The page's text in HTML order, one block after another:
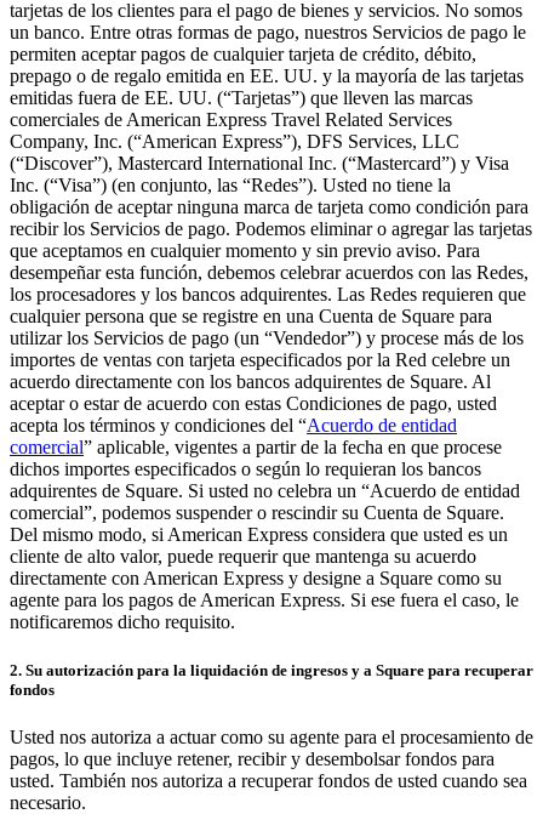
Bares y cervecerías
Food trucks
Servicios de catering
Panaderías
Capacidades
Acepta pagos
Administra pedidos desde un solo lugar
Haz que tus clientes regresen
Haz crecer tu negocio
Programa y paga a tu equipo
Administra tu flujo de caja
Mejora las operaciones
Descubrir
Descripción general
Cambia a Square
Tipos
Vino y licor
Tiendas de comestibles
tarjetas de los clientes para el pago de bienes y servicios. No somos
un banco. Entre otras formas de pago, nuestros Servicios de pago le
permiten aceptar pagos de cualquier tarjeta de crédito, débito,
prepago o de regalo emitida en EE. UU. y la mayoría de las tarjetas
emitidas fuera de EE. UU. (“Tarjetas”) que lleven las marcas
comerciales de American Express Travel Related Services
Company, Inc. (“American Express”), DFS Services, LLC
(“Discover”), Mastercard International Inc. (“Mastercard”) y Visa
Inc. (“Visa”) (en conjunto, las “Redes”). Usted no tiene la
obligación de aceptar ninguna marca de tarjeta como condición para
recibir los Servicios de pago. Podemos eliminar o agregar las tarjetas
que aceptamos en cualquier momento y sin previo aviso. Para
desempeñar esta función, debemos celebrar acuerdos con las Redes,
los procesadores y los bancos adquirentes. Las Redes requieren que
cualquier persona que se registre en una Cuenta de Square para
utilizar los Servicios de pago (un “Vendedor”) y procese más de los
importes de ventas con tarjeta especificados por la Red celebre un
acuerdo directamente con los bancos adquirentes de Square. Al
aceptar o estar de acuerdo con estas Condiciones de pago, usted
acepta los términos y condiciones del “Acuerdo de entidad
comercial” aplicable, vigentes a partir de la fecha en que procese
dichos importes especificados o según lo requieran los bancos
adquirentes de Square. Si usted no celebra un “Acuerdo de entidad
comercial”, podemos suspender o rescindir su Cuenta de Square.
Del mismo modo, si American Express considera que usted es un
cliente de alto valor, puede requerir que mantenga su acuerdo
directamente con American Express y designe a Square como su
agente para los pagos de American Express. Si ese fuera el caso, le
notificaremos dicho requisito.
2. Su autorización para la liquidación de ingresos y a Square para recuperar
fondos
Usted nos autoriza a actuar como su agente para el procesamiento de
pagos, lo que incluye retener, recibir y desembolsar fondos para
usted. También nos autoriza a recuperar fondos de usted cuando sea
necesario.